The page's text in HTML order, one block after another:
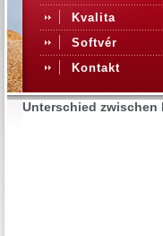
Kvalita
Softvér
Kontakt
Unterschied